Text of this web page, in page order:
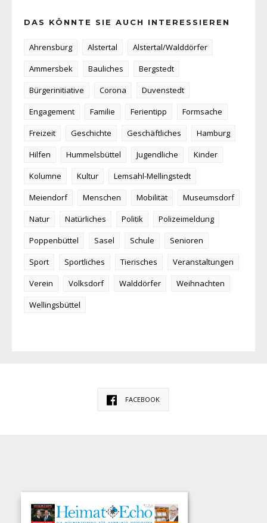
DAS KÖNNTE SIE AUCH INTERESSIEREN
Ahrensburg Alstertal
Alstertal/Walddörfer
Ammersbek
Bauliches
Bergstedt
Bürgerinitiative
Corona
Duvenstedt
Engagement
Familie Ferientipp
Formsache
Freizeit
Geschichte Geschäftliches
Hamburg
Hilfen
Hummelsbüttel Jugendliche
Kinder
Kolumne
Kultur
Lemsahl-Mellingstedt
Meiendorf
Menschen Mobilität
Museumsdorf
Natur
Natürliches Politik
Polizeimeldung
Poppenbüttel
Sasel Schule
Senioren
Sport
Sportliches Tierisches
Veranstaltungen
Verein
Volksdorf Walddörfer
Weihnachten
Wellingsbüttel
FACEBOOK